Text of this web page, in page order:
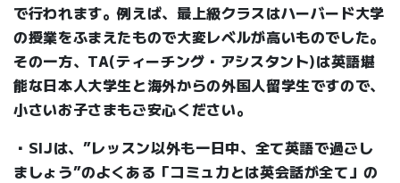
で行われます。例えば、最上級クラスはハーバード大学
の授業をふまえたもので大変レベルが高いものでした。
その一方、TA(ティーチング・アシスタント)は英語堪
能な日本人大学生と海外からの外国人留学生ですので、
小さいお子さまもご安心ください。
・SIJは、”レッスン以外も一日中、全て英語で過ごし
ましょう”のよくある「コミュ力とは英会話が全て」の